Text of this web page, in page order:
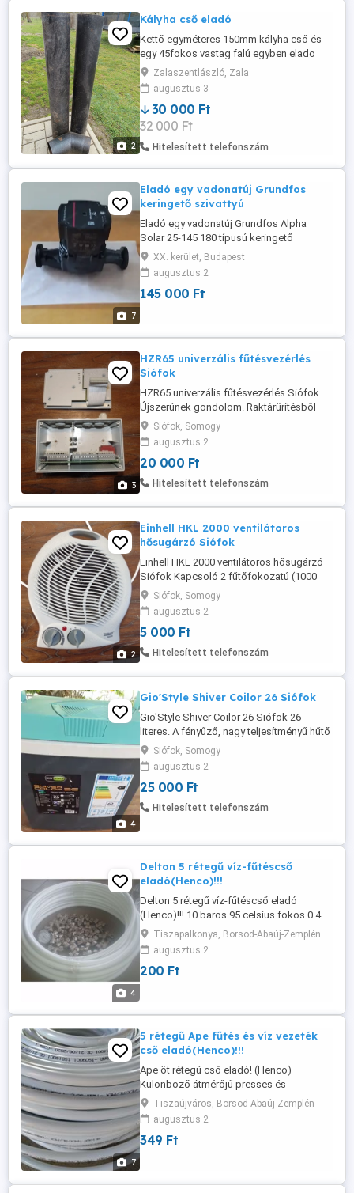
2
Kályha cső eladó
Kettő egyméteres 150mm kályha cső és
egy 45fokos vastag falú egyben elado
személyesen átvehető
Zalaszentlászló, Zala
augusztus 3
30 000 Ft
32 000 Ft
Hitelesített telefonszám
7
Eladó egy vadonatúj Grundfos
keringető szivattyú
Eladó egy vadonatúj Grundfos Alpha
Solar 25-145 180 típusú keringető
szivattyú a gyári csatlakozó kábelekkel
együtt. Műszaki leírás csatolva. Jótállás:
2030.07.01-ig, jótállási jegy mellékelve.
Átadás, fizetés személyesen.
XX. kerület, Budapest
augusztus 2
145 000 Ft
3
HZR65 univerzális fűtésvezérlés
Siófok
HZR65 univerzális fűtésvezérlés Siófok
Újszerűnek gondolom. Raktárürítésből
származik. Nem tudom mi van vele.
Megkímélt szép állapotban van!
Siófokon. Hívj telefonon vagy
Whatsappon! 0 6 7 0 5 3 3 0 0 6 6 Ne írj ha
látod a telefonszámot!
Siófok, Somogy
augusztus 2
20 000 Ft
Hitelesített telefonszám
2
Einhell HKL 2000 ventilátoros
hősugárzó Siófok
Einhell HKL 2000 ventilátoros hősugárzó
Siófok Kapcsoló 2 fűtőfokozatú (1000
2000 W), ventilátor üzemű
Fokozatmentesen állítható termosztát
szabályozó Biztonsági lekapcsoló
billenéskor Nagy teljesítményű axiális
ventilátor Biztonsági lekapcsoló
Hibátlanul ...
Siófok, Somogy
augusztus 2
5 000 Ft
Hitelesített telefonszám
4
Gio'Style Shiver Coilor 26 Siófok
Gio'Style Shiver Coilor 26 Siófok 26
literes. A fényűző, nagy teljesítményű hűtő
12 vagy 230 V-os csatlakozással akár 18
C-kal hűvösebb hőmérsékleten tartja az
ételeket, mint a környezeti hőmérséklet.
Két éve újonan vettem de sosem
használtam. Csak pakolgatom, ezért
Siófok, Somogy
augusztus 2
25 000 Ft
Hitelesített telefonszám
4
Delton 5 rétegű víz-fűtéscső
eladó(Henco)!!!
Delton 5 rétegű víz-fűtéscső eladó
(Henco)!!! 10 baros 95 celsius fokos 0.4
alumínium vastagsággal öt rétegű cső
Vannak hozzá egyéb kiegészítők idomok
presses illetve villáskulcsos 16-20-26
átmérőben radiátorszelepek osztó
Postázás ...
Tiszapalkonya, Borsod-Abaúj-Zemplén
augusztus 2
200 Ft
7
5 rétegű Ape fűtés és víz vezeték
cső eladó(Henco)!!!
Ape öt rétegű cső eladó! (Henco)
Különböző átmérőjű presses és
villáskulcsos idomok 16-20-26 osztó
gyűjtők keringető szivattyú
radiátorszelepek termosztatikus szelepek
is vannak hozzá. Igény esetén szerelés is
Tel:36705928151
Tiszaújváros, Borsod-Abaúj-Zemplén
augusztus 2
349 Ft